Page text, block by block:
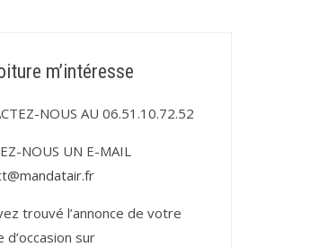
m’intéresse
NOUS AU 06.51.10.72.52
NOUS UN E-MAIL
trouvé l’annonce de votre
d’occasion sur